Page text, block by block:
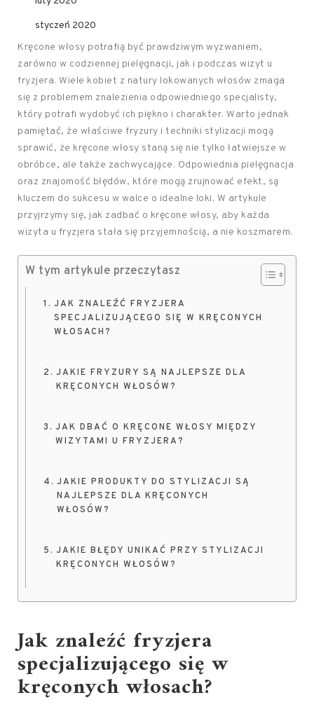
styczeń 2020
Kręcone włosy potrafią być prawdziwym wyzwaniem,
zarówno w codziennej pielęgnacji, jak i podczas wizyt u
fryzjera. Wiele kobiet z natury lokowanych włosów zmaga
się z problemem znalezienia odpowiedniego specjalisty,
który potrafi wydobyć ich piękno i charakter. Warto jednak
pamiętać, że właściwe fryzury i techniki stylizacji mogą
sprawić, że kręcone włosy staną się nie tylko łatwiejsze w
obróbce, ale także zachwycające. Odpowiednia pielęgnacja
oraz znajomość błędów, które mogą zrujnować efekt, są
kluczem do sukcesu w walce o idealne loki. W artykule
przyjrzymy się, jak zadbać o kręcone włosy, aby każda
wizyta u fryzjera stała się przyjemnością, a nie koszmarem.
W tym artykule przeczytasz
JAK ZNALEŹĆ FRYZJERA
SPECJALIZUJĄCEGO SIĘ W KRĘCONYCH
WŁOSACH?
JAKIE FRYZURY SĄ NAJLEPSZE DLA
KRĘCONYCH WŁOSÓW?
JAK DBAĆ O KRĘCONE WŁOSY MIĘDZY
WIZYTAMI U FRYZJERA?
JAKIE PRODUKTY DO STYLIZACJI SĄ
NAJLEPSZE DLA KRĘCONYCH
WŁOSÓW?
JAKIE BŁĘDY UNIKAĆ PRZY STYLIZACJI
KRĘCONYCH WŁOSÓW?
Jak znaleźć fryzjera
specjalizującego się w
kręconych włosach?